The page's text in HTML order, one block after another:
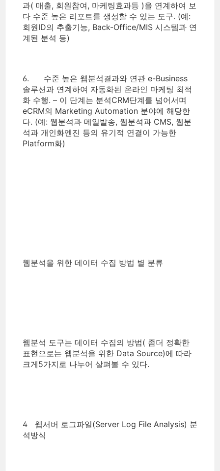
과( 매출, 회원참여, 마케팅효과등 )을 연계하여 보
다 수준 높은 리포트를 생성할 수 있는 도구. (예:
회원ID의 추출기능, Back-Office/MIS 시스템과 연
계된 분석 등)
6. 수준 높은 웹분석결과와 연관 e-Business
솔루션과 연계하여 자동화된 온라인 마케팅 최적
화 수행. – 이 단계는 분석CRM단계를 넘어서며
eCRM의 Marketing Automation 분야에 해당한
다. (예: 웹분석과 메일발송, 웹분석과 CMS, 웹분
석과 개인화엔진 등의 유기적 연결이 가능한
Platform화)
웹분석을 위한 데이터 수집 방법 별 분류
웹분석 도구는 데이터 수집의 방법( 좀더 정확한
표현으로는 웹분석을 위한 Data Source)에 따라
크게5가지로 나누어 살펴볼 수 있다.
4 웹서버 로그파일(Server Log File Analysis) 분
석방식